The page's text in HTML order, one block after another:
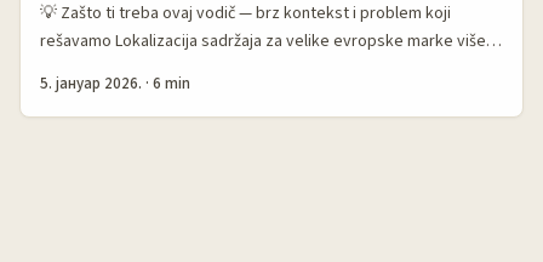
💡 Zašto ti treba ovaj vodič — brz kontekst i problem koji
rešavamo Lokalizacija sadržaja za velike evropske marke više
brendirani sadržaj i ciljaš na Netherlandse, trebaš da znaš kako
5. јануар 2026. · 6 min